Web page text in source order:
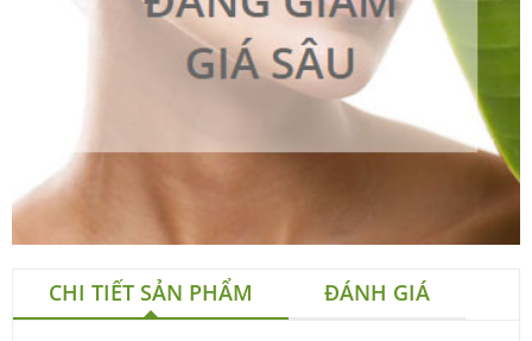
CHI TIẾT SẢN PHẨM ĐÁNH GIÁ